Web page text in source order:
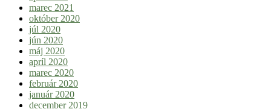
marec 2021
október 2020
júl 2020
jún 2020
máj 2020
apríl 2020
marec 2020
február 2020
január 2020
december 2019